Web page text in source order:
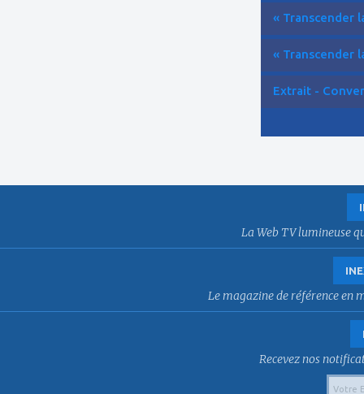
« Transcender
« Transcender
Extrait -
La Web TV lumineuse
Le magazine de référence en
Recevez nos